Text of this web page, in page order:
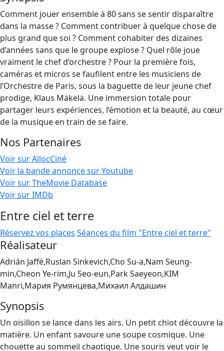
Comment jouer ensemble à 80 sans se sentir disparaître
dans la masse ? Comment contribuer à quelque chose de
plus grand que soi ? Comment cohabiter des dizaines
d’années sans que le groupe explose ? Quel rôle joue
vraiment le chef d’orchestre ? Pour la première fois,
caméras et micros se faufilent entre les musiciens de
l’Orchestre de Paris, sous la baguette de leur jeune chef
prodige, Klaus Mäkelä. Une immersion totale pour
partager leurs expériences, l’émotion et la beauté, au cœur
de la musique en train de se faire.
Nos Partenaires
Voir sur AllocCiné
Voir la bande annonce sur Youtube
Voir sur TheMovie Database
Voir sur IMDb
Entre ciel et terre
Réservez vos places Séances du film "Entre ciel et terre"
Réalisateur
Adrián Jaffé,Ruslan Sinkevich,Cho Su-a,Nam Seung-
min,Cheon Ye-rim,Ju Seo-eun,Park Saeyeon,KIM
Manri,Мария Румянцева,Михаил Алдашин
Synopsis
Un oisillon se lance dans les airs. Un petit chiot découvre la
matière. Un enfant savoure une soupe cosmique. Une
chouette au sommeil chaotique. Une souris veut voir le